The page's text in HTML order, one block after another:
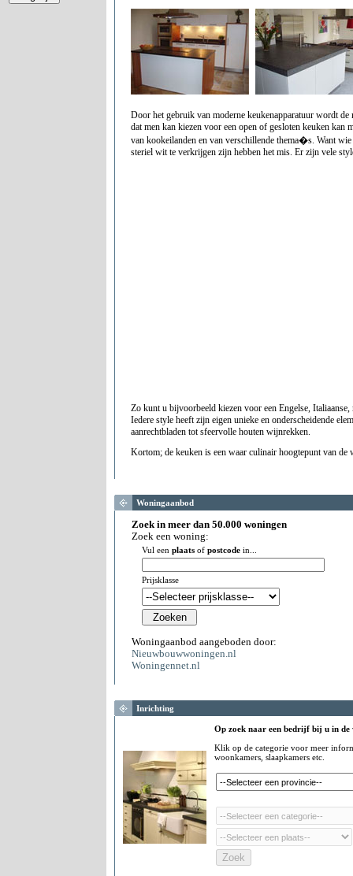
Door het gebruik van moderne keukenapparatuur wordt
dat men kan kiezen voor een open of gesloten keuken kan
van kookeilanden en van verschillende thema�s. Want
steriel wit te verkrijgen zijn hebben het mis. Er zijn vele
Zo kunt u bijvoorbeeld kiezen voor een Engelse,
Iedere style heeft zijn eigen unieke en onderscheidende
aanrechtbladen tot sfeervolle houten wijnrekken.
Kortom; de keuken is een waar culinair hoogtepunt van
Woningaanbod
Zoek in meer dan 50.000 woningen
Zoek een woning:
Vul een plaats of postcode in...
Prijsklasse
Woningaanbod aangeboden door:
Nieuwbouwwoningen.nl
Woningennet.nl
Inrichting
Op zoek naar een bedrijf bij u in
Klik op de categorie voor meer
woonkamers, slaapkamers etc.